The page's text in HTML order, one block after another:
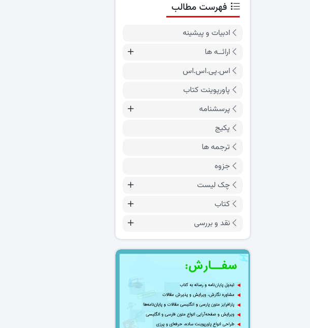
فهرست مطالب
ادبیات و پیشینه
ارائــه ها
اس.پی.اس.اس
پاورپوینت کتاب
پرسشنامه
پکیج
ترجمه ها
جزوه
چک لیست
کتاب
نقد و بررسی